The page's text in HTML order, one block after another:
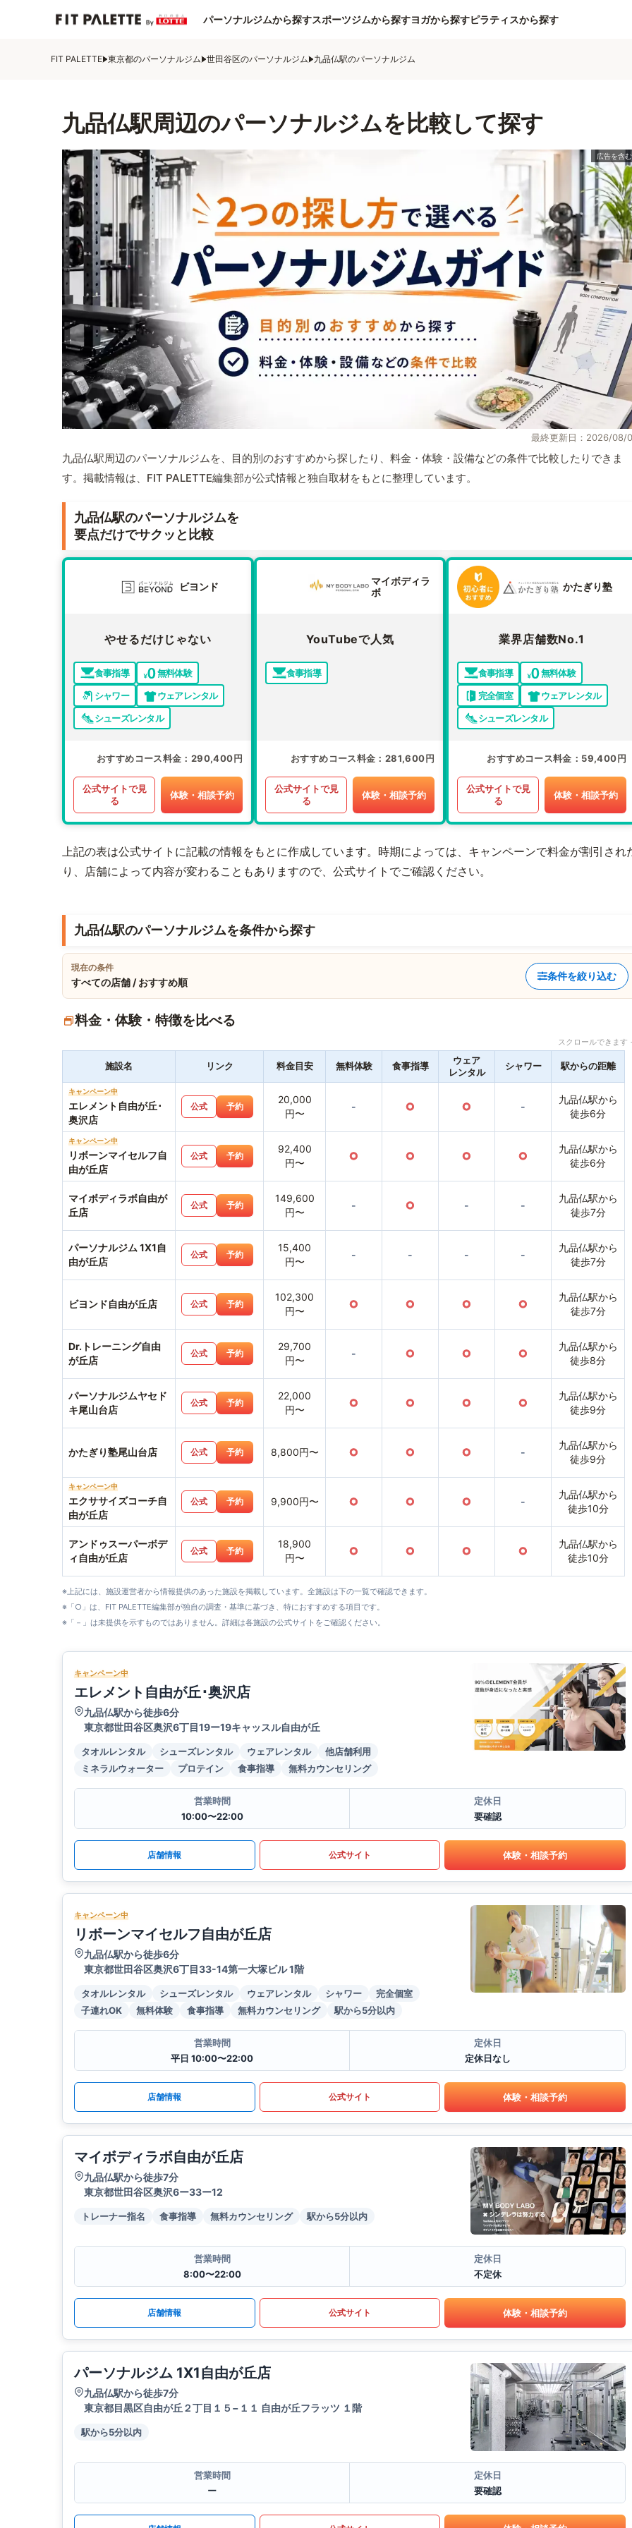
パーソナルジムから探すスポーツジムから探すヨガから探すピラティスから探す
FIT PALETTE 東京都のパーソナルジム 世田谷区のパーソナルジム 九品仏駅のパーソナルジム
九品仏駅周辺のパーソナルジムを比較して探す
最終更新日：2026/08/
九品仏駅周辺のパーソナルジムを、目的別のおすすめから探したり、料金・体験・設備などの条件で比較したりできま
す。掲載情報は、FIT PALETTE編集部が公式情報と独自取材をもとに整理しています。
九品仏駅のパーソナルジムを
要点だけでサクッと比較
ビヨンド
やせるだけじゃない
食事指導
無料体験
シャワー
ウェアレンタル
シューズレンタル
おすすめコース料金 290,400円
公式サイトで見
る
体験・相談予約
マイボディラ
ボ
YouTubeで人気
食事指導
おすすめコース料金 281,600円
公式サイトで見
る
体験・相談予約
かたぎり塾
業界店舗数No.1
食事指導
無料体験
完全個室
ウェアレンタル
シューズレンタル
おすすめコース料金 59,400円
公式サイトで見
る
体験・相談予約
上記の表は公式サイトに記載の情報をもとに作成しています。時期によっては、キャンペーンで料金が割引され
り、店舗によって内容が変わることもありますので、公式サイトでご確認ください。
九品仏駅のパーソナルジムを条件から探す
現在の条件
すべての店舗 / おすすめ順
条件を絞り込む
料金・体験・特徴を比べる
スクロールできま
施設名 リンク 料金目安 無料体験 食事指導
ウェア
レンタル
シャワー 駅からの距離
キャンペーン中
エレメント自由が丘･
奥沢店
公式 予約
20,000
円〜
- ○ ○ -
九品仏駅から
徒歩6分
キャンペーン中
リボーンマイセルフ自
由が丘店
公式 予約
92,400
円〜
○ ○ ○ ○
九品仏駅から
徒歩6分
マイボディラボ自由が
丘店
公式 予約
149,600
円〜
- ○ - -
九品仏駅から
徒歩7分
パーソナルジム 1X1自
由が丘店
公式 予約
15,400
円〜
- - - -
九品仏駅から
徒歩7分
ビヨンド自由が丘店 公式 予約
102,300
円〜
○ ○ ○ ○
九品仏駅から
徒歩7分
Dr.トレーニング自由
が丘店
公式 予約
29,700
円〜
- ○ ○ ○
九品仏駅から
徒歩8分
パーソナルジムヤセド
キ尾山台店
公式 予約
22,000
円〜
○ ○ ○ ○
九品仏駅から
徒歩9分
かたぎり塾尾山台店 公式 予約 8,800円〜 ○ ○ ○ -
九品仏駅から
徒歩9分
キャンペーン中
エクササイズコーチ自
由が丘店
公式 予約 9,900円〜 ○ ○ ○ -
九品仏駅から
徒歩10分
アンドゥスーパーボデ
ィ自由が丘店
公式 予約
18,900
円〜
○ ○ ○ ○
九品仏駅から
徒歩10分
※上記には、施設運営者から情報提供のあった施設を掲載しています。全施設は下の一覧で確認できます。
※「○」は、FIT PALETTE編集部が独自の調査・基準に基づき、特におすすめする項目です。
※「－」は未提供を示すものではありません。詳細は各施設の公式サイトをご確認ください。
キャンペーン中
エレメント自由が丘･奥沢店
九品仏駅から徒歩6分
東京都世田谷区奥沢6丁目19ー19キャッスル自由が丘
タオルレンタル シューズレンタル ウェアレンタル
他店舗利用
ミネラルウォーター
プロテイン 食事指導 無料カウンセリング
営業時間
10:00〜22:00
定休日
要確認
店舗情報 公式サイト 体験・相談予約
キャンペーン中
リボーンマイセルフ自由が丘店
九品仏駅から徒歩6分
東京都世田谷区奥沢6丁目33-14第一大塚ビル 1階
タオルレンタル シューズレンタル ウェアレンタル シャワー
完全個室
子連れOK
無料体験 食事指導 無料カウンセリング 駅から5分以内
営業時間
平日 10:00〜22:00
定休日
定休日なし
店舗情報 公式サイト 体験・相談予約
マイボディラボ自由が丘店
九品仏駅から徒歩7分
東京都世田谷区奥沢6ー33ー12
トレーナー指名 食事指導 無料カウンセリング 駅から5分以内
営業時間
8:00〜22:00
定休日
不定休
店舗情報 公式サイト 体験・相談予約
パーソナルジム 1X1自由が丘店
九品仏駅から徒歩7分
東京都目黒区自由が丘２丁目１５−１１ 自由が丘フラッツ １階
駅から5分以内
営業時間
ー
定休日
要確認